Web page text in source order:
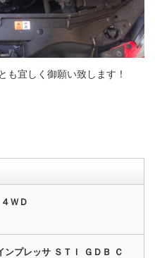
も宜しく御願い致します！
ＷＤ
ンプレッサ ＳＴＩ ＧＤＢ Ｃ